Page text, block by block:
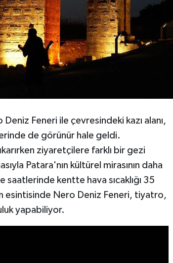
Feneri ile çevresindeki kazı alanı,
de görünür hale geldi.
ziyaretçilere farklı bir gezi
Patara'nın kültürel mirasının daha
saatlerinde kentte hava sıcaklığı 35
esintisinde Nero Deniz Feneri, tiyatro,
yapabiliyor.